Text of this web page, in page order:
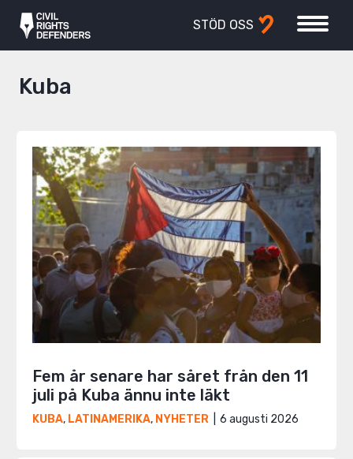
STÖD OSS
Kuba
Fem år senare har såret från den 11
juli på Kuba ännu inte läkt
KUBA, LATINAMERIKA, NYHETER 6 augusti 2026